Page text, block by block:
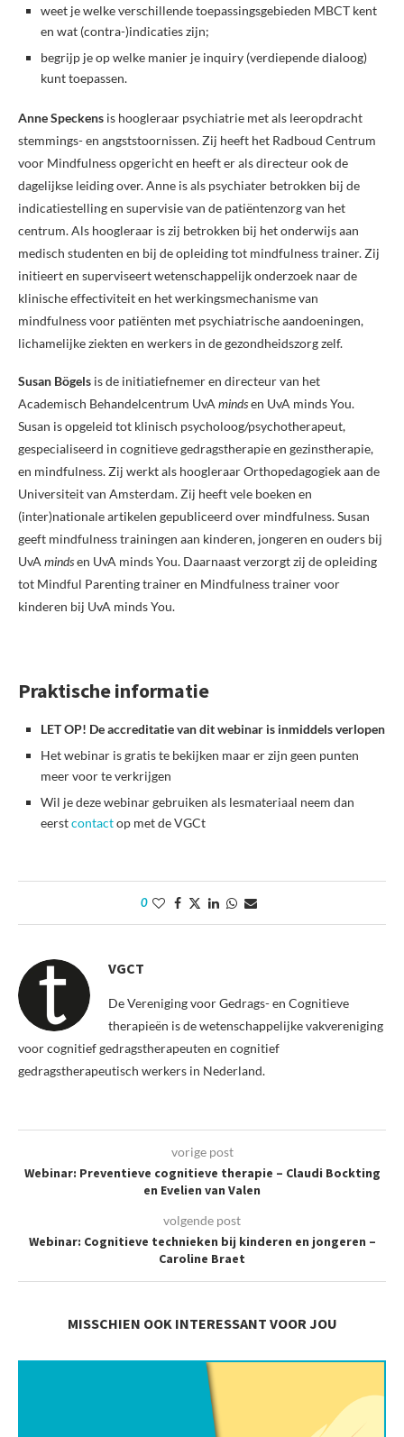
weet je welke verschillende toepassingsgebieden MBCT kent
en wat (contra-)indicaties zijn;
begrijp je op welke manier je inquiry (verdiepende dialoog)
kunt toepassen.
Anne Speckens is hoogleraar psychiatrie met als leeropdracht
stemmings- en angststoornissen. Zij heeft het Radboud Centrum
voor Mindfulness opgericht en heeft er als directeur ook de
dagelijkse leiding over. Anne is als psychiater betrokken bij de
indicatiestelling en supervisie van de patiëntenzorg van het
centrum. Als hoogleraar is zij betrokken bij het onderwijs aan
medisch studenten en bij de opleiding tot mindfulness trainer. Zij
initieert en superviseert wetenschappelijk onderzoek naar de
klinische effectiviteit en het werkingsmechanisme van
mindfulness voor patiënten met psychiatrische aandoeningen,
lichamelijke ziekten en werkers in de gezondheidszorg zelf.
Susan Bögels is de initiatiefnemer en directeur van het
Academisch Behandelcentrum UvAmindsen UvA minds You.
Susan is opgeleid tot klinisch psycholoog/psychotherapeut,
gespecialiseerd in cognitieve gedragstherapie en gezinstherapie,
en mindfulness. Zij werkt als hoogleraar Orthopedagogiek aan de
Universiteit van Amsterdam. Zij heeft vele boeken en
(inter)nationale artikelen gepubliceerd over mindfulness. Susan
geeft mindfulness trainingen aan kinderen, jongeren en ouders bij
UvAmindsen UvA minds You. Daarnaast verzorgt zij de opleiding
tot Mindful Parenting trainer en Mindfulness trainer voor
kinderen bij UvA minds You.
Praktische informatie
LET OP! De accreditatie van dit webinar is inmiddels verlopen
Het webinar is gratis te bekijken maar er zijn geen punten
meer voor te verkrijgen
Wil je deze webinar gebruiken als lesmateriaal neem dan
eerstcontactop met de VGCt
0
VGCT
De Vereniging voor Gedrags- en Cognitieve
therapieën is de wetenschappelijke vakvereniging
voor cognitief gedragstherapeuten en cognitief
gedragstherapeutisch werkers in Nederland.
vorige post
Webinar: Preventieve cognitieve therapie – Claudi Bockting
en Evelien van Valen
volgende post
Webinar: Cognitieve technieken bij kinderen en jongeren –
Caroline Braet
MISSCHIEN OOK INTERESSANT VOOR JOU